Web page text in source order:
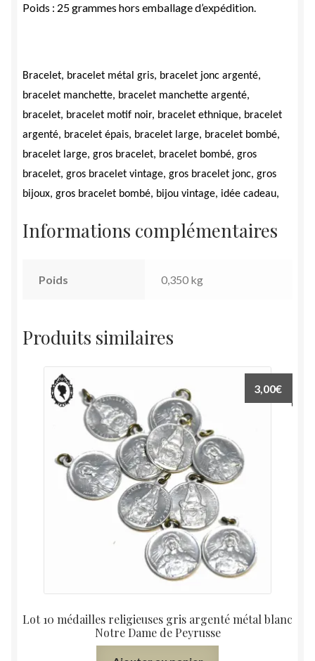
Poids : 25 grammes hors emballage d’expédition.
Bracelet, bracelet métal gris, bracelet jonc argenté,
bracelet manchette, bracelet manchette argenté,
bracelet, bracelet motif noir, bracelet ethnique, bracelet
argenté, bracelet épais, bracelet large, bracelet bombé,
bracelet large, gros bracelet, bracelet bombé, gros
bracelet, gros bracelet vintage, gros bracelet jonc, gros
bijoux, gros bracelet bombé, bijou vintage, idée cadeau,
Informations complémentaires
Poids 0,350 kg
Produits similaires
Lot 10 médailles religieuses gris argenté métal blanc
Notre Dame de Peyrusse
3,00€